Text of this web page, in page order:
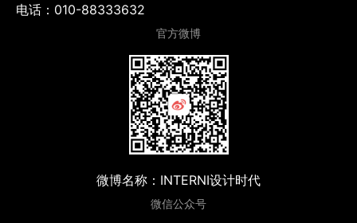
电话：010-88333632
官方微博
微博名称：INTERNI设计时代
微信公众号